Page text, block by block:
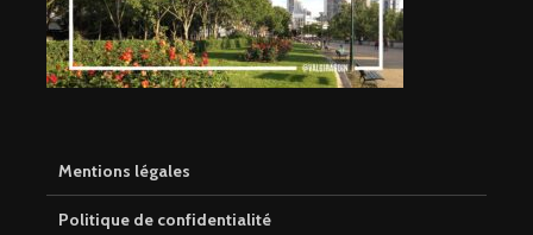
Mentions légales
Politique de confidentialité